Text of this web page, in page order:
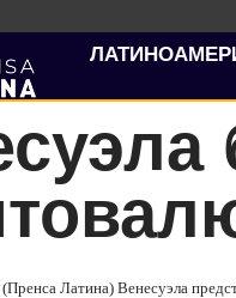
Латина) Венесуэла